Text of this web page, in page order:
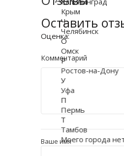
Оставить
Оценка:
Комментарий
Ваше имя
Крым
Ч
Челябинск
О
Омск
Р
Ростов-на-Дону
У
Уфа
П
Пермь
Т
Тамбов
Моего города